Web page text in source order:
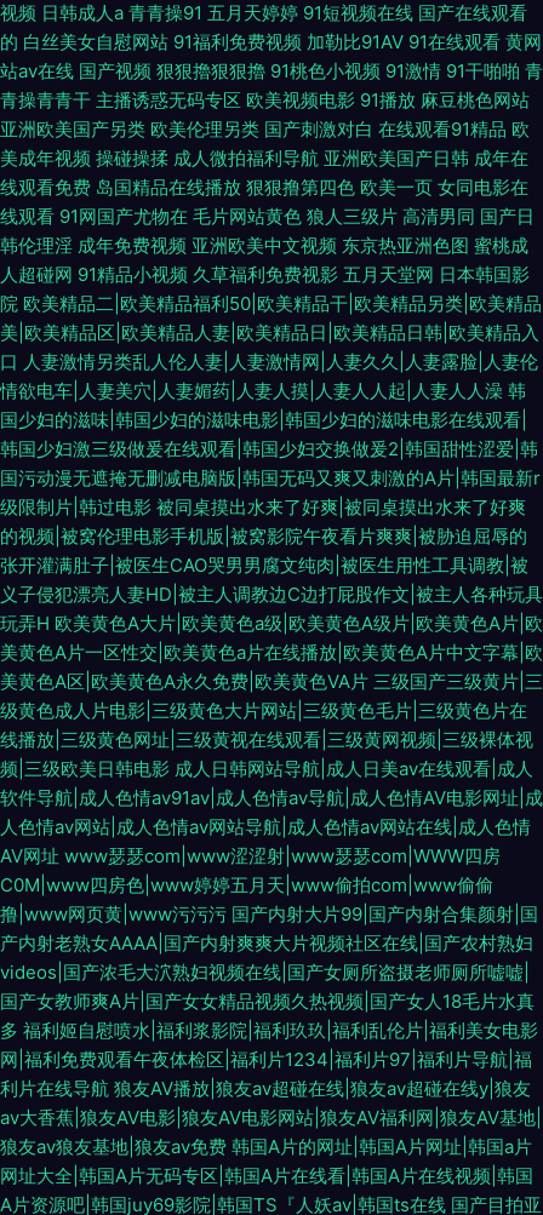
视频 日韩成人a 青青操91 五月天婷婷 91短视频在线 国产在线观看
的 白丝美女自慰网站 91福利免费视频 加勒比91AV 91在线观看 黄网
站av在线 国产视频 狠狠擼狠狠擼 91桃色小视频 91激情 91干啪啪 青
青操青青干 主播诱惑无码专区 欧美视频电影 91播放 麻豆桃色网站
亚洲欧美国产另类 欧美伦理另类 国产刺激对白 在线观看91精品 欧
美成年视频 操碰操揉 成人微拍福利导航 亚洲欧美国产日韩 成年在
线观看免费 岛国精品在线播放 狠狠撸第四色 欧美一页 女同电影在
线观看 91网国产尤物在 毛片网站黄色 狼人三级片 高清男同 国产日
韩伦理淫 成年免费视频 亚洲欧美中文视频 东京热亚洲色图 蜜桃成
人超碰网 91精品小视频 久草福利免费视影 五月天堂网 日本韩国影
院 欧美精品二|欧美精品福利50|欧美精品干|欧美精品另类|欧美精品
美|欧美精品区|欧美精品人妻|欧美精品日|欧美精品日韩|欧美精品入
口 人妻激情另类乱人伦人妻|人妻激情网|人妻久久|人妻露脸|人妻伦
情欲电车|人妻美穴|人妻媚药|人妻人摸|人妻人人起|人妻人人澡 韩
国少妇的滋味|韩国少妇的滋味电影|韩国少妇的滋味电影在线观看|
韩国少妇激三级做爰在线观看|韩国少妇交换做爰2|韩国甜性涩爱|韩
国污动漫无遮掩无删减电脑版|韩国无码又爽又刺激的A片|韩国最新r
级限制片|韩过电影 被同桌摸出水来了好爽|被同桌摸出水来了好爽
的视频|被窝伦理电影手机版|被窝影院午夜看片爽爽|被胁迫屈辱的
张开灌满肚子|被医生CAO哭男男腐文纯肉|被医生用性工具调教|被
义子侵犯漂亮人妻HD|被主人调教边C边打屁股作文|被主人各种玩具
玩弄H 欧美黄色A大片|欧美黄色a级|欧美黄色A级片|欧美黄色A片|欧
美黄色A片一区性交|欧美黄色a片在线播放|欧美黄色A片中文字幕|欧
美黄色A区|欧美黄色A永久免费|欧美黄色VA片 三级国产三级黄片|三
级黄色成人片电影|三级黄色大片网站|三级黄色毛片|三级黄色片在
线播放|三级黄色网址|三级黄视在线观看|三级黄网视频|三级裸体视
频|三级欧美日韩电影 成人日韩网站导航|成人日美av在线观看|成人
软件导航|成人色情av91av|成人色情av导航|成人色情AV电影网址|成
人色情av网站|成人色情av网站导航|成人色情av网站在线|成人色情
AV网址 www瑟瑟com|www涩涩射|www瑟瑟com|WWW四房
C0M|www四房色|www婷婷五月天|www偷拍com|www偷偷
撸|www网页黄|www污污污 国产内射大片99|国产内射合集颜射|国
产内射老熟女AAAA|国产内射爽爽大片视频社区在线|国产农村熟妇
videos|国产浓毛大泬熟妇视频在线|国产女厕所盗摄老师厕所嘘嘘|
国产女教师爽A片|国产女女精品视频久热视频|国产女人18毛片水真
多 福利姬自慰喷水|福利浆影院|福利玖玖|福利乱伦片|福利美女电影
网|福利免费观看午夜体检区|福利片1234|福利片97|福利片导航|福
利片在线导航 狼友AV播放|狼友av超碰在线|狼友av超碰在线y|狼友
av大香蕉|狼友AV电影|狼友AV电影网站|狼友AV福利网|狼友AV基地|
狼友av狼友基地|狼友av免费 韩国A片的网址|韩国A片网址|韩国a片
网址大全|韩国A片无码专区|韩国A片在线看|韩国A片在线视频|韩国
A片资源吧|韩国juy69影院|韩国TS『人妖av|韩国ts在线 国产目拍亚